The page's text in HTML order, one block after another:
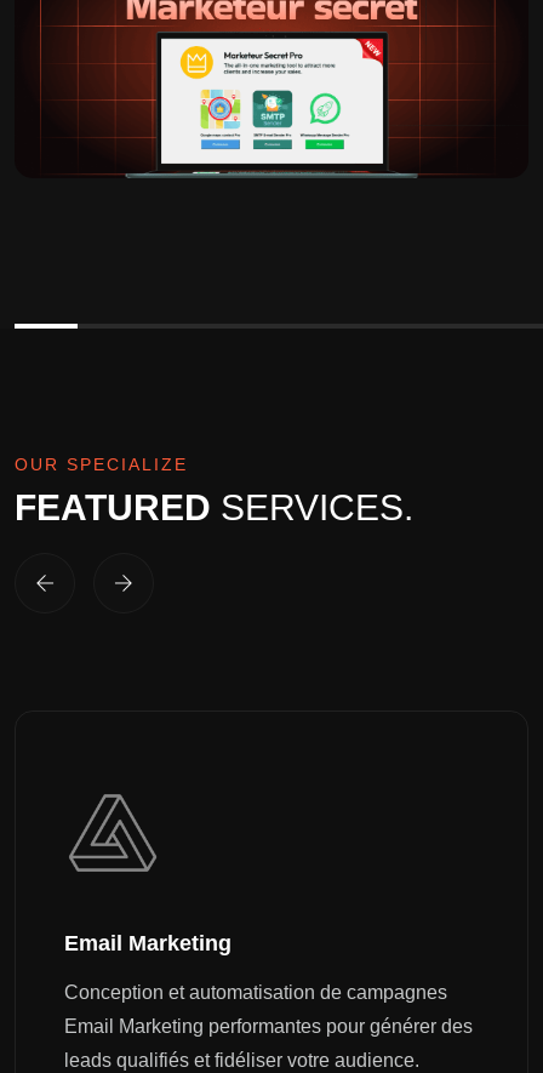
OUR SPECIALIZE
FEATURED SERVICES.
Email Marketing
Conception et automatisation de campagnes
Email Marketing performantes pour générer des
leads qualifiés et fidéliser votre audience.